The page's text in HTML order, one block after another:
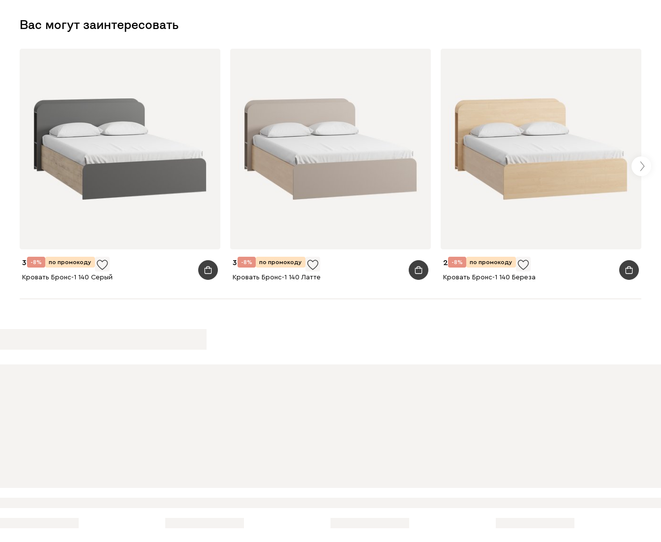
Вас могут заинтересовать
-8% по промокоду
31 990
Кровать Бронс-1 140 Серый
-8% по промокоду
30 990
Кровать Бронс-1 140 Латте
-8% по промокоду
28 990
Кровать Бронс-1 140 Береза